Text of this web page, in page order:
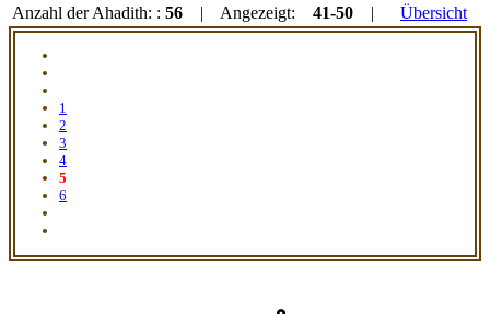
Anzahl der Ahadith: : 56 | Angezeigt: 41-50 | Übersicht
1
2
3
4
5
6